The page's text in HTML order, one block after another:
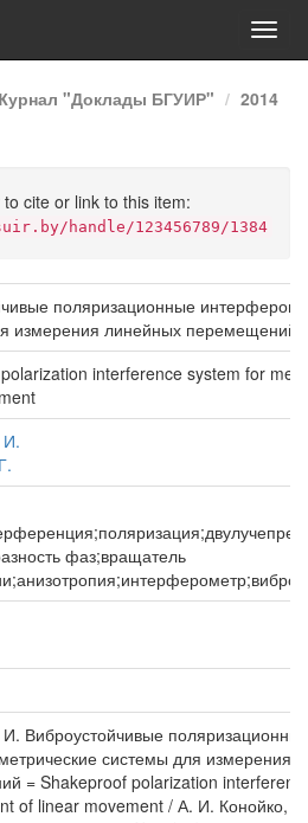
"Доклады БГУИР"
2014
cite or link to this item:
handle/123456789/1384
поляризационные
измерения линейных перемещений
interference system for
И.
фаз;вращатель
Виброустойчивые
системы для измерения
= Shakeproof polarization
of linear movement / А. И. Конойко,